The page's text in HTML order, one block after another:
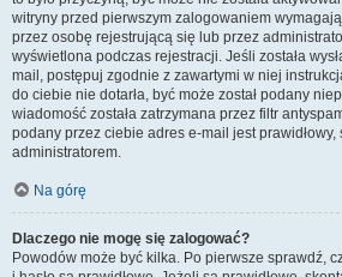
witryny przed pierwszym zalogowaniem
przez osobę rejestrującą się lub przez
wyświetlona podczas rejestracji. Jeśli została
mail, postępuj zgodnie z zawartymi w niej
do ciebie nie dotarła, być może został podany
wiadomość została zatrzymana przez filtr
podany przez ciebie adres e-mail jest
administratorem.
Na górę
Dlaczego nie mogę się zalogować?
Powodów może być kilka. Po pierwsze sprawdź,